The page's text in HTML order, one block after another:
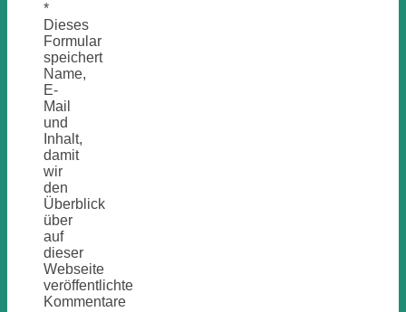
*
Dieses
Formular
speichert
Name,
E-
Mail
und
Inhalt,
damit
wir
den
Überblick
über
auf
dieser
Webseite
veröffentlichte
Kommentare